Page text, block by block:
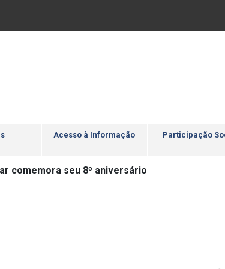
sítio)
Acesso à Informação Participação
comemora seu 8º aniversário